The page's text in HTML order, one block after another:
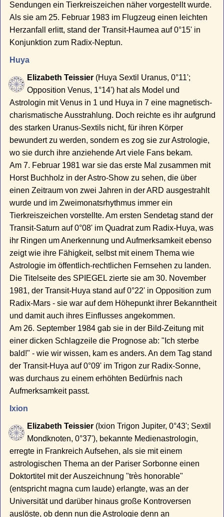
Sendungen ein Tierkreiszeichen näher vorgestellt wurde.
Als sie am 25. Februar 1983 im Flugzeug einen leichten
Herzanfall erlitt, stand der Transit-Haumea auf 0°15' in
Konjunktion zum Radix-Neptun.
Huya
Elizabeth Teissier (Huya Sextil Uranus, 0°11';
Opposition Venus, 1°14') hat als Model und
Astrologin mit Venus in 1 und Huya in 7 eine magnetisch-
charismatische Ausstrahlung. Doch reichte es ihr aufgrund
des starken Uranus-Sextils nicht, für ihren Körper
bewundert zu werden, sondern es zog sie zur Astrologie,
wo sie durch ihre anziehende Art viele Fans bekam.
Am 7. Februar 1981 war sie das erste Mal zusammen mit
Horst Buchholz in der Astro-Show zu sehen, die über
einen Zeitraum von zwei Jahren in der ARD ausgestrahlt
wurde und im Zweimonatsrhythmus immer ein
Tierkreiszeichen vorstellte. Am ersten Sendetag stand der
Transit-Saturn auf 0°08' im Quadrat zum Radix-Huya, was
ihr Ringen um Anerkennung und Aufmerksamkeit ebenso
zeigt wie ihre Fähigkeit, selbst mit einem Thema wie
Astrologie im öffentlich-rechtlichen Fernsehen zu landen.
Die Titelseite des SPIEGEL zierte sie am 30. November
1981, der Transit-Huya stand auf 0°22' in Opposition zum
Radix-Mars - sie war auf dem Höhepunkt ihrer Bekanntheit
und damit auch ihres Einflusses angekommen.
Am 26. September 1984 gab sie in der Bild-Zeitung mit
einer dicken Schlagzeile die Prognose ab: "Ich sterbe
bald!" - wie wir wissen, kam es anders. An dem Tag stand
der Transit-Huya auf 0°09' im Trigon zur Radix-Sonne,
was durchaus zu einem erhöhten Bedürfnis nach
Aufmerksamkeit passt.
Ixion
Elizabeth Teissier (Ixion Trigon Jupiter, 0°43'; Sextil
Mondknoten, 0°37'), bekannte Medienastrologin,
erregte in Frankreich Aufsehen, als sie mit einem
astrologischen Thema an der Pariser Sorbonne einen
Doktortitel mit der Auszeichnung "très honorable"
(entspricht magna cum laude) erlangte, was an der
Universität und darüber hinaus große Kontroversen
auslöste, ob denn nun die Astrologie denn an